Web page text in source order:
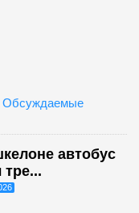
Обсуждаемые
автобус
тре...